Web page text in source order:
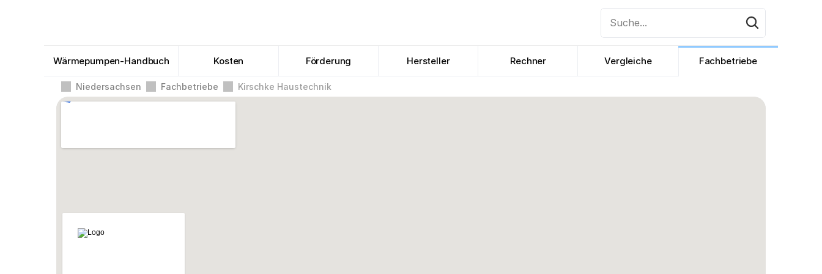
Suche...
Wärmepumpen-Handbuch Kosten Förderung Hersteller Rechner Vergleiche Fachbetriebe
Niedersachsen Fachbetriebe Kirschke Haustechnik